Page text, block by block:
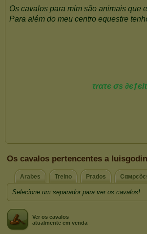
Os cavalos pertencentes a
Arabes Treino Prados
Selecione um separador para ver os cavalos!
Ver os cavalos
atualmente em venda